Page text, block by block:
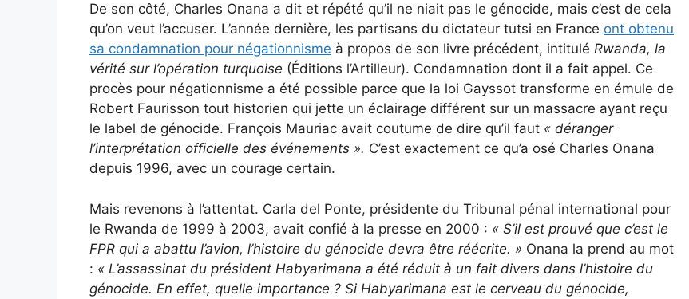
De son côté, Charles Onana a dit et répété qu’il ne niait pas le génocide, mais c’est de cela
qu’on veut l’accuser. L’année dernière, les partisans du dictateur tutsi en France ont obtenu
sa condamnation pour négationnisme à propos de son livre précédent, intitulé Rwanda, la
vérité sur l’opération turquoise (Éditions l’Artilleur). Condamnation dont il a fait appel. Ce
procès pour négationnisme a été possible parce que la loi Gayssot transforme en émule de
Robert Faurisson tout historien qui jette un éclairage différent sur un massacre ayant reçu
le label de génocide. François Mauriac avait coutume de dire qu’il faut « déranger
l’interprétation officielle des événements ». C’est exactement ce qu’a osé Charles Onana
depuis 1996, avec un courage certain.
Mais revenons à l’attentat. Carla del Ponte, présidente du Tribunal pénal international pour
le Rwanda de 1999 à 2003, avait confié à la presse en 2000 : « S’il est prouvé que c’est le
FPR qui a abattu l’avion, l’histoire du génocide devra être réécrite. » Onana la prend au mot
: « L’assassinat du président Habyarimana a été réduit à un fait divers dans l’histoire du
génocide. En effet, quelle importance ? Si Habyarimana est le cerveau du génocide,